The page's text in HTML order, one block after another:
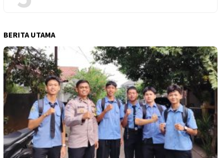
BERITA UTAMA